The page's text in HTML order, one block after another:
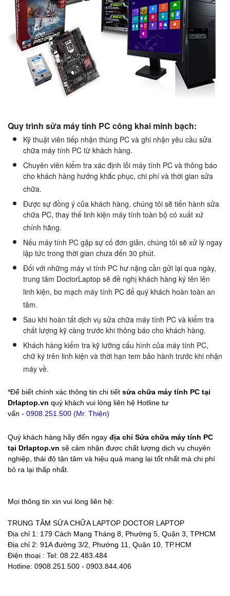
Quy trình sửa máy tính PC công khai minh bạch:
Kỹ thuật viên tiếp nhận thùng PC và ghi nhận yêu cầu sửa
chữa máy tính PC từ khách hàng.
Chuyên viên kiểm tra xác định lỗi máy tính PC và thông báo
cho khách hàng hướng khắc phục, chi phí và thời gian sửa
chữa.
Được sự đồng ý của khách hàng, chúng tôi sẽ tiến hành sửa
chữa PC, thay thế linh kiện máy tính toàn bộ có xuất xứ
chính hãng.
Nếu máy tính PC gặp sự cố đơn giản, chúng tôi sẽ xử lý ngay
lập tức trong thời gian chưa đến 30 phút.
Đối với những máy vi tính PC hư nặng cần gửi lại qua ngày,
trung tâm DoctorLaptop sẽ đề nghị khách hàng ký tên lên
linh kiện, bo mạch máy tính PC để quý khách hoàn toàn an
tâm.
Sau khi hoàn tất dịch vụ sửa chữa máy tính PC và kiểm tra
chất lượng kỹ càng trước khi thông báo cho khách hàng.
Khách hàng kiểm tra kỹ lưỡng cấu hình của máy tính PC,
chữ ký trên linh kiện và thời hạn tem bảo hành trước khi nhận
máy về.
*Để biết chính xác thông tin chi tiết sửa chữa máy tính PC tại
Drlaptop.vn quý khách vui lòng liên hệ Hotline tư
vấn - 0908.251.500 (Mr. Thiện)
Quý khách hàng hãy đến ngay địa chỉ Sửa chữa máy tính PC
tại Drlaptop.vn sẽ cảm nhận được chất lượng dịch vụ chuyên
nghiệp, thái độ tận tâm và hiệu quả mang lại tốt nhất mà chi phí
bỏ ra lại thấp nhất.
Mọi thông tin xin vui lòng liên hệ:
TRUNG TÂM SỬA CHỮA LAPTOP DOCTOR LAPTOP
Địa chỉ 1: 179 Cách Mạng Tháng 8, Phường 5, Quận 3, TPHCM
Địa chỉ 2: 91A đường 3/2, Phường 11, Quận 10, TP.HCM
Điện thoại : Tel: 08.22.483.484
Hotline: 0908.251.500 - 0903.844.406